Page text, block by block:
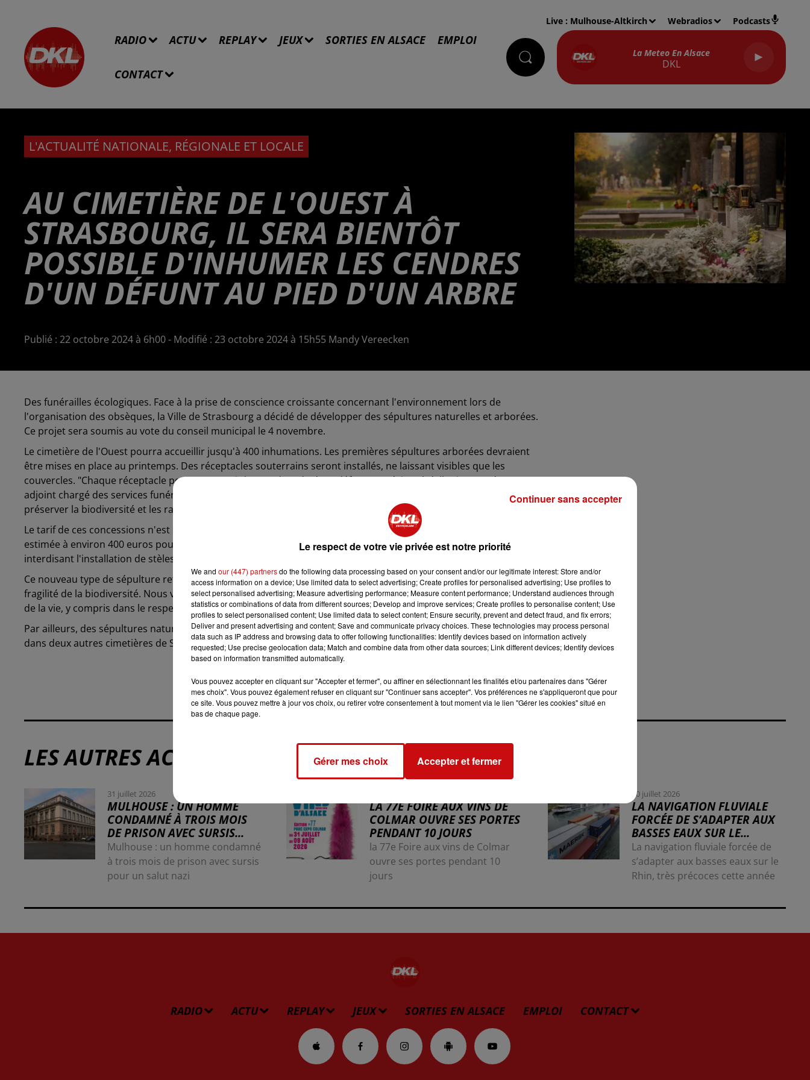
RADIO ACTU REPLAY JEUX SORTIES EN ALSACE EMPLOI
CONTACT
Live : Mulhouse-Altkirch Webradios Podcasts
La Meteo En Alsace
DKL
L'ACTUALITÉ NATIONALE, RÉGIONALE ET LOCALE
AU CIMETIÈRE DE L'OUEST À
STRASBOURG, IL SERA BIENTÔT
POSSIBLE D'INHUMER LES CENDRES
D'UN DÉFUNT AU PIED D'UN ARBRE
Publié : 22 octobre 2024 à 6h00 - Modifié : 23 octobre 2024 à 15h55 Mandy Vereecken
Des funérailles écologiques. Face à la prise de conscience croissante concernant l'environnement lors de
l'organisation des obsèques, la Ville de Strasbourg a décidé de développer des sépultures naturelles et arborées.
Ce projet sera soumis au vote du conseil municipal le 4 novembre.
Le cimetière de l'Ouest pourra accueillir jusqu'à 400 inhumations. Les premières sépultures arborées devraient
être mises en place au printemps. Des réceptacles souterrains seront installés, ne laissant visibles que les
couvercles. "Chaque réceptacle pourra contenir les cendres de deux défunts", précise Abdelkarim Ramdane,
adjoint chargé des services funéraires. Les cendres seront placées dans une pochette en fibre de verre, afin de
préserver la biodiversité et les racines des arbres.
Le tarif de ces concessions n'est pas encore fixé, mais il sera inférieur à celui d'une concession traditionnelle,
estimée à environ 400 euros pour 30 ans. Les familles qui choisiront cette option devront signer une charte
interdisant l'installation de stèles ou d'objets au pied des arbres, seules les fleurs naturelles étant autorisées.
Ce nouveau type de sépulture reflète l'essor des obsèques écologiques. "Les gens prennent conscience de la
fragilité de la biodiversité. Nous voulons intégrer la préservation des ressources naturelles dans tous les aspects
de la vie, y compris dans le respect des défunts", souligne Marc Hoffess, adjoint chargé de la transition écologique.
Par ailleurs, des sépultures naturelles pour les inhumations en cercueils éco-certifiés seront proposées plus tard
dans deux autres cimetières de Strasbourg, le cimetière Nord à la Robertsau et celui de Saint-Gall.
LES AUTRES ACTUALITÉS
31 juillet 2026
MULHOUSE : UN HOMME
CONDAMNÉ À TROIS MOIS
DE PRISON AVEC SURSIS...
Mulhouse : un homme condamné
à trois mois de prison avec sursis
pour un salut nazi
LA 77E FOIRE AUX VINS DE
COLMAR OUVRE SES PORTES
PENDANT 10 JOURS
la 77e Foire aux vins de Colmar
ouvre ses portes pendant 10
jours
30 juillet 2026
LA NAVIGATION FLUVIALE
FORCÉE DE S’ADAPTER AUX
BASSES EAUX SUR LE...
La navigation fluviale forcée de
s’adapter aux basses eaux sur le
Rhin, très précoces cette année
RADIO ACTU REPLAY JEUX SORTIES EN ALSACE EMPLOI CONTACT
Le respect de votre vie privée est notre priorité
We and our (447) partnersdo the following data processing based on your consent and/or our legitimate interest: Store and/or
access information on a device; Use limited data to select advertising; Create profiles for personalised advertising; Use profiles to
select personalised advertising; Measure advertising performance; Measure content performance; Understand audiences through
statistics or combinations of data from different sources; Develop and improve services; Create profiles to personalise content; Use
profiles to select personalised content; Use limited data to select content; Ensure security, prevent and detect fraud, and fix errors;
Deliver and present advertising and content; Save and communicate privacy choices. These technologies may process personal
data such as IP address and browsing data to offer following functionalities: Identify devices based on information actively
requested; Use precise geolocation data; Match and combine data from other data sources; Link different devices; Identify devices
based on information transmitted automatically.
Vous pouvez accepter en cliquant sur "Accepter et fermer", ou affiner en sélectionnant les finalités et/ou partenaires dans "Gérer
mes choix". Vous pouvez également refuser en cliquant sur "Continuer sans accepter". Vos préférences ne s'appliqueront que pour
ce site. Vous pouvez mettre à jour vos choix, ou retirer votre consentement à tout moment via le lien "Gérer les cookies" situé en
bas de chaque page.
Gérer mes choix Accepter et fermer
Continuer sans accepter